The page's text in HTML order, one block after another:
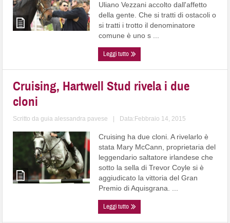
Uliano Vezzani accolto dall'affetto
della gente. Che si tratti di ostacoli o
si tratti i trotto il denominatore
comune è uno s ...
Leggi tutto
Cruising, Hartwell Stud rivela i due
cloni
Scritto daguia alessandra pavese Data:Febbraio 14, 2015
Cruising ha due cloni. A rivelarlo è
stata Mary McCann, proprietaria del
leggendario saltatore irlandese che
sotto la sella di Trevor Coyle si è
aggiudicato la vittoria del Gran
Premio di Aquisgrana. ...
Leggi tutto